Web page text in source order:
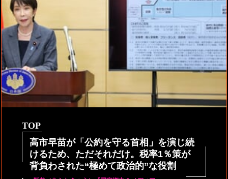
TOP
高市早苗が「公約を守る首相」を演じ続
けるため、ただそれだけ。税率1％策が
背負わされた“極めて政治的”な役割